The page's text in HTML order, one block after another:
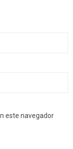
este navegador